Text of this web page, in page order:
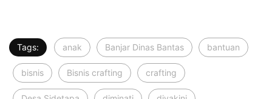
Tags: anak Banjar Dinas Bantas bantuan
bisnis Bisnis crafting crafting